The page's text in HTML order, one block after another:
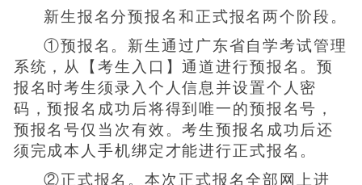
新生报名分预报名和正式报名两个阶段。
①预报名。新生通过广东省自学考试管理
系统，从【考生入口】通道进行预报名。预
报名时考生须录入个人信息并设置个人密
码，预报名成功后将得到唯一的预报名号，
预报名号仅当次有效。考生预报名成功后还
须完成本人手机绑定才能进行正式报名。
②正式报名。本次正式报名全部网上进